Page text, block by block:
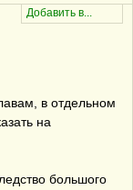
в отдельном
на
большого